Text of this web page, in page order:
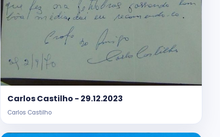
Carlos Castilho - 29.12.2023
Carlos Castilho